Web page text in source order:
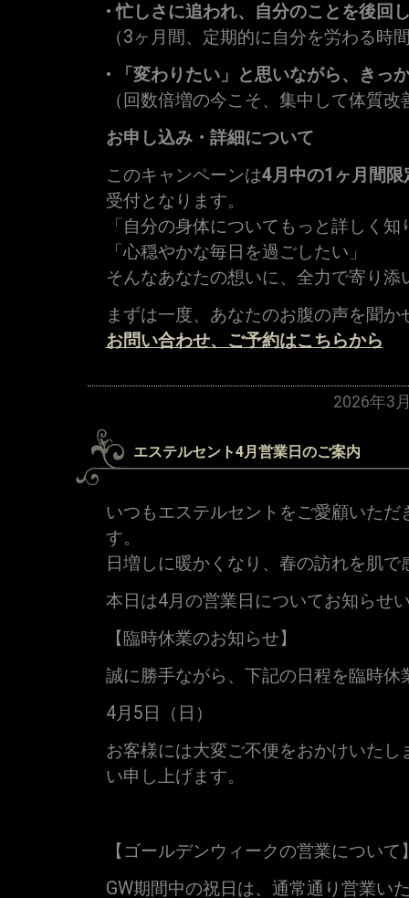
•忙しさに追われ、自分のことを後回
（3ヶ月間、定期的に自分を労わる時
•
「変わりたい」と思いながら、きっ
（回数倍増の今こそ、集中して体質
お申し込み・詳細について
このキャンペーンは4月中の1ヶ月間限
受付となります。
「自分の身体についてもっと詳しく知
「心穏やかな毎日を過ごしたい」
そんなあなたの想いに、全力で寄り添
まずは一度、あなたのお腹の声を聞か
お問い合わせ、ご予約はこちらから
2026年3
エステルセント4月営業日のご案内
いつもエステルセントをご愛顧いた
す。
日増しに暖かくなり、春の訪れを肌
本日は4月の営業日についてお知らせ
【臨時休業のお知らせ】
誠に勝手ながら、下記の日程を臨時
4月5日（日）
お客様には大変ご不便をおかけいた
い申し上げます。
【ゴールデンウィークの営業について
GW期間中の祝日は、通常通り営業い